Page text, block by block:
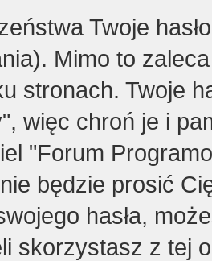
Twoje
Mimo to
stronach. Twoje
więc chroń je i
"Forum
będzie prosić
hasła,
skorzystasz z tej